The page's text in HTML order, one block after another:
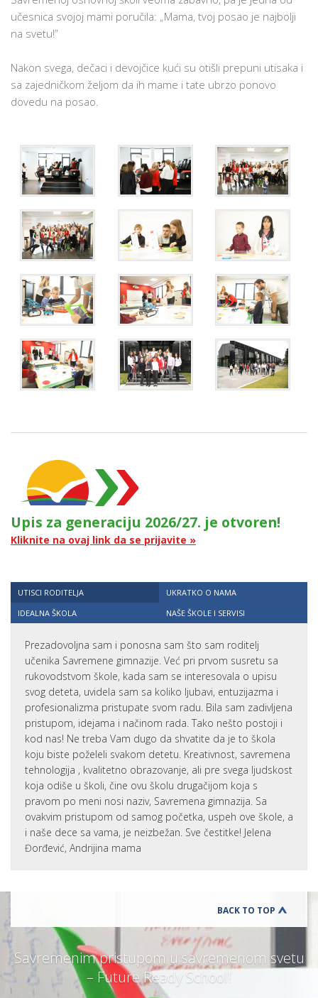
učesnica svojoj mami poručila: „Mama, tvoj posao je najbolji
na svetu!”
Nakon svega, dečaci i devojčice kući su otišli prepuni utisaka i
sa zajedničkom željom da ih mame i tate ubrzo ponovo
dovedu na posao.
Upis za generaciju 2026/27. je otvoren!
Kliknite na ovaj link da se prijavite »
UTISCI RODITELJA
UKRATKO O NAMA
IDEALNA ŠKOLA
NAŠE ŠKOLE I SERVISI
Prezadovoljna sam i ponosna sam što sam roditelj
učenika Savremene gimnazije. Već pri prvom susretu sa
rukovodstvom škole, kada sam se interesovala o upisu
svog deteta, uvidela sam sa koliko ljubavi, entuzijazma i
profesionalizma pristupate svom radu. Bila sam zadivljena
pristupom, idejama i načinom rada. Tako nešto postoji i
kod nas! Ne treba Vam dugo da shvatite da je to škola
koju biste poželeli svakom detetu. Kreativnost, savremena
tehnologija , kvalitetno obrazovanje, ali pre svega ljudskost
koja odiše u školi, čine ovu školu drugačijom koja s
pravom po meni nosi naziv, Savremena gimnazija. Sa
ovakvim pristupom od samog početka, uspeh ove škole, a
i naše dece sa vama, je neizbežan. Sve čestitke! Jelena
Đorđević, Andrijina mama
BACK TO TOP
Savremenim pristupom u savremenom svetu
– Future Ready School!